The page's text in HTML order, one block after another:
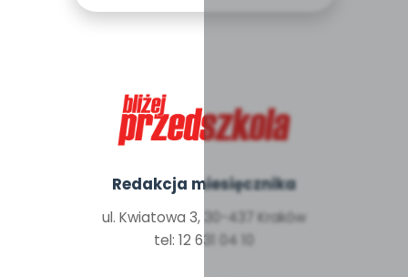
Redakcja miesięcznika
ul. Kwiatowa 3, 30-437 Kraków
tel: 12 631 04 10